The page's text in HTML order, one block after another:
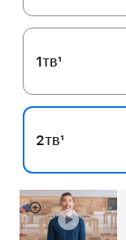
注
1TB
注
1
2TB
注
1
展
开